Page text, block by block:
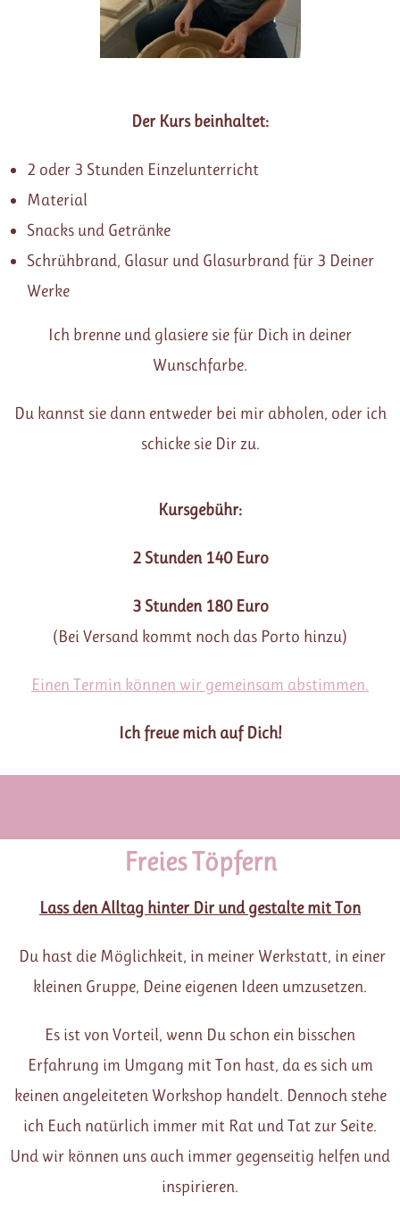
Der Kurs beinhaltet:
2 oder 3 Stunden Einzelunterricht
Material
Snacks und Getränke
Schrühbrand, Glasur und Glasurbrand für 3 Deiner
Werke
Ich brenne und glasiere sie für Dich in deiner
Wunschfarbe.
Du kannst sie dann entweder bei mir abholen, oder ich
schicke sie Dir zu.
Kursgebühr:
2 Stunden 140 Euro
3 Stunden 180 Euro
(Bei Versand kommt noch das Porto hinzu)
Einen Termin können wir gemeinsam abstimmen.
Ich freue mich auf Dich!
Freies Töpfern
Lass den Alltag hinter Dir und gestalte mit Ton
Du hast die Möglichkeit, in meiner Werkstatt, in einer
kleinen Gruppe, Deine eigenen Ideen umzusetzen.
Es ist von Vorteil, wenn Du schon ein bisschen
Erfahrung im Umgang mit Ton hast, da es sich um
keinen angeleiteten Workshop handelt. Dennoch stehe
ich Euch natürlich immer mit Rat und Tat zur Seite.
Und wir können uns auch immer gegenseitig helfen und
inspirieren.